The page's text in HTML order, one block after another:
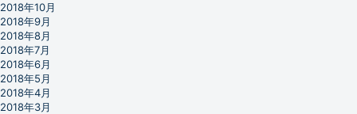
2018年10月
2018年9月
2018年8月
2018年7月
2018年6月
2018年5月
2018年4月
2018年3月